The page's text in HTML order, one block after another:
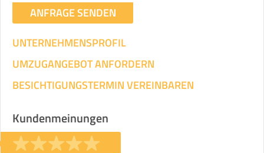
Ihre Angaben:
am
Wohnfläche:m² Entfernung:
Gewicht: kg
ANFRAGE SENDEN
UNTERNEHMENSPROFIL
UMZUGANGEBOT ANFORDERN
BESICHTIGUNGSTERMIN VEREINBAREN
Kundenmeinungen